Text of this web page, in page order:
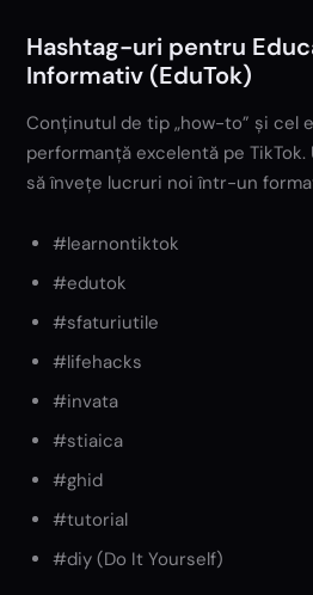
Hashtag-uri pentru
Informativ (EduTok)
Conținutul de tip „how-to” și cel
performanță excelentă pe
să învețe lucruri noi într-un
#learnontiktok
#edutok
#sfaturiutile
#lifehacks
#invata
#stiaica
#ghid
#tutorial
#diy (Do It Yourself)